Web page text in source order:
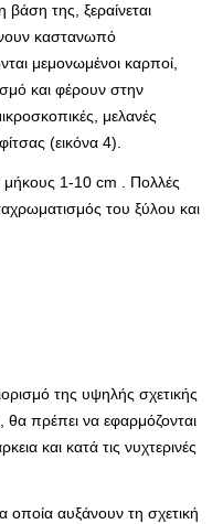
βάση της, ξεραίνεται
καστανωπό
μεμονωμένοι καρποί,
και φέρουν στην
μελανές
(εικόνα 4).
μήκους 1-10 cm . Πολλές
του ξύλου και
της υψηλής σχετικής
θα πρέπει να εφαρμόζονται
και κατά τις νυχτερινές
οποία αυξάνουν τη σχετική